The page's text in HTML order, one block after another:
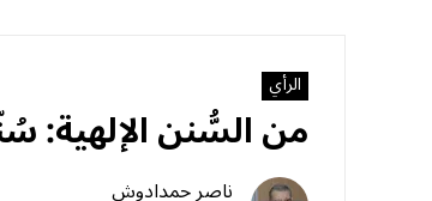
الرأي
من السُّنن الإلهية:
ناصر حمدادوش